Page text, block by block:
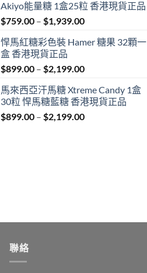
Akiyo能量糖 1盒25粒 香港現貨正品
$759.00 – $1,939.00Price
$759.00
$1,939.00
悍馬紅糖彩色裝 Hamer 糖果 32顆一
盒 香港現貨正品
$899.00 – $2,199.00Price
$899.00
through
$2,199.00
馬來西亞汗馬糖 Xtreme Candy 1盒
30粒 悍馬糖藍糖 香港現貨正品
$899.00 – $2,199.00Price
聯絡